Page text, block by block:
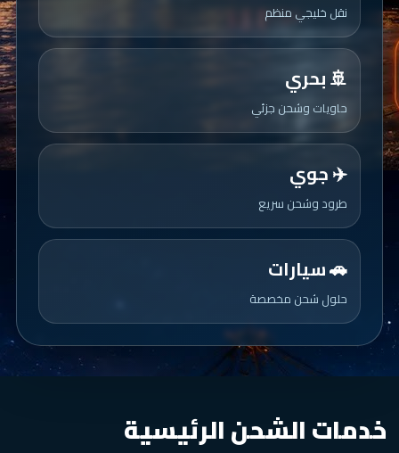
نقل خليجي منظم
🚢 بحري
حاويات وشحن جزئي
✈️ جوي
طرود وشحن سريع
🚗 سيارات
حلول شحن مخصصة
خدمات الشحن الرئيسية